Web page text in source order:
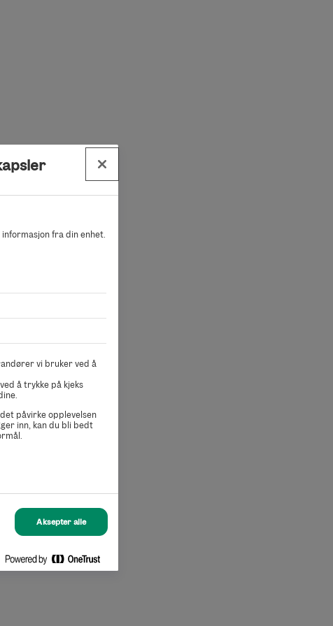
fra din enhet.
vi bruker ved å
å trykke på kjeks
påvirke opplevelsen
inn, kan du bli bedt
Aksepter alle